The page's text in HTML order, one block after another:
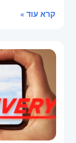
קרא עוד »